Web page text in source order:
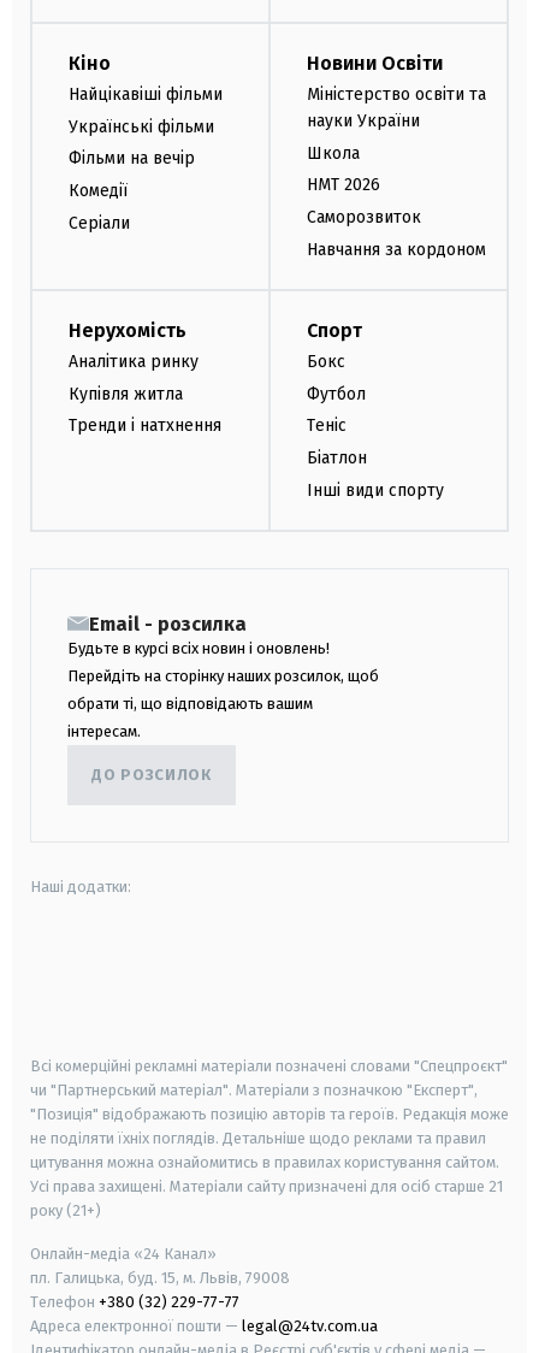
Кіно
Найцікавіші фільми
Українські фільми
Фільми на вечір
Комедії
Серіали
Новини Освіти
Міністерство освіти та
науки України
Школа
НМТ 2026
Саморозвиток
Навчання за кордоном
Нерухомість
Аналітика ринку
Купівля житла
Тренди і натхнення
Спорт
Бокс
Футбол
Теніс
Біатлон
Інші види спорту
Email - розсилка
Будьте в курсі всіх новин і оновлень!
Перейдіть на сторінку наших розсилок, щоб
обрати ті, що відповідають вашим
інтересам.
ДО РОЗСИЛОК
Наші додатки:
Всі комерційні рекламні матеріали позначені словами "Спецпроєкт"
чи "Партнерський матеріал". Матеріали з позначкою "Експерт",
"Позиція" відображають позицію авторів та героїв. Редакція може
не поділяти їхніх поглядів. Детальніше щодо реклами та правил
цитування можна ознайомитись в правилах користування сайтом.
Усі права захищені. Матеріали сайту призначені для осіб старше 21
року (21+)
Онлайн-медіа «24 Канал»
пл. Галицька, буд. 15, м. Львів, 79008
Телефон +380 (32) 229-77-77
Адреса електронної пошти — legal@24tv.com.ua